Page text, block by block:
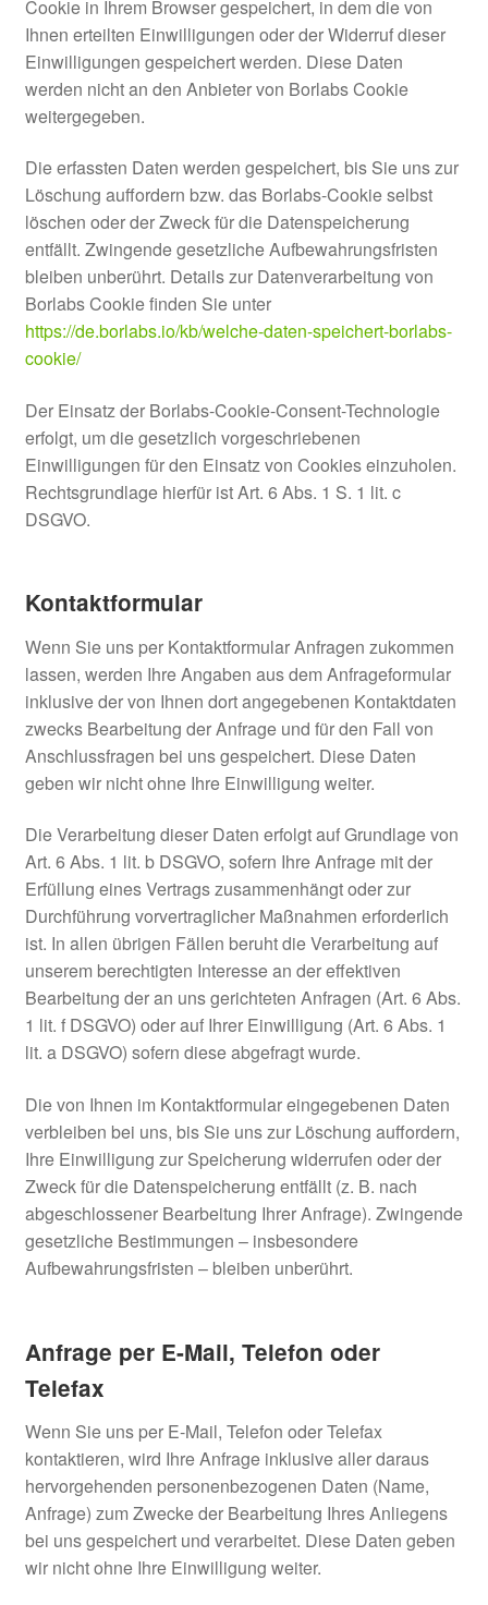
Cookie in Ihrem Browser gespeichert, in dem die von
Ihnen erteilten Einwilligungen oder der Widerruf dieser
Einwilligungen gespeichert werden. Diese Daten
werden nicht an den Anbieter von Borlabs Cookie
weitergegeben.
Die erfassten Daten werden gespeichert, bis Sie uns zur
Löschung auffordern bzw. das Borlabs-Cookie selbst
löschen oder der Zweck für die Datenspeicherung
entfällt. Zwingende gesetzliche Aufbewahrungsfristen
bleiben unberührt. Details zur Datenverarbeitung von
Borlabs Cookie finden Sie unter
https://de.borlabs.io/kb/welche-daten-speichert-borlabs-
cookie/
Der Einsatz der Borlabs-Cookie-Consent-Technologie
erfolgt, um die gesetzlich vorgeschriebenen
Einwilligungen für den Einsatz von Cookies einzuholen.
Rechtsgrundlage hierfür ist Art. 6 Abs. 1 S. 1 lit. c
DSGVO.
Kontaktformular
Wenn Sie uns per Kontaktformular Anfragen zukommen
lassen, werden Ihre Angaben aus dem Anfrageformular
inklusive der von Ihnen dort angegebenen Kontaktdaten
zwecks Bearbeitung der Anfrage und für den Fall von
Anschlussfragen bei uns gespeichert. Diese Daten
geben wir nicht ohne Ihre Einwilligung weiter.
Die Verarbeitung dieser Daten erfolgt auf Grundlage von
Art. 6 Abs. 1 lit. b DSGVO, sofern Ihre Anfrage mit der
Erfüllung eines Vertrags zusammenhängt oder zur
Durchführung vorvertraglicher Maßnahmen erforderlich
ist. In allen übrigen Fällen beruht die Verarbeitung auf
unserem berechtigten Interesse an der effektiven
Bearbeitung der an uns gerichteten Anfragen (Art. 6 Abs.
1 lit. f DSGVO) oder auf Ihrer Einwilligung (Art. 6 Abs. 1
lit. a DSGVO) sofern diese abgefragt wurde.
Die von Ihnen im Kontaktformular eingegebenen Daten
verbleiben bei uns, bis Sie uns zur Löschung auffordern,
Ihre Einwilligung zur Speicherung widerrufen oder der
Zweck für die Datenspeicherung entfällt (z. B. nach
abgeschlossener Bearbeitung Ihrer Anfrage). Zwingende
gesetzliche Bestimmungen – insbesondere
Aufbewahrungsfristen – bleiben unberührt.
Anfrage per E-Mail, Telefon oder
Telefax
Wenn Sie uns per E-Mail, Telefon oder Telefax
kontaktieren, wird Ihre Anfrage inklusive aller daraus
hervorgehenden personenbezogenen Daten (Name,
Anfrage) zum Zwecke der Bearbeitung Ihres Anliegens
bei uns gespeichert und verarbeitet. Diese Daten geben
wir nicht ohne Ihre Einwilligung weiter.